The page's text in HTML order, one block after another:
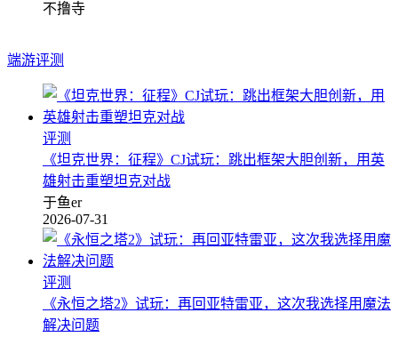
不撸寺
端游评测
评测
《坦克世界：征程》CJ试玩：跳出框架大胆创新，用英
雄射击重塑坦克对战
于鱼er
2026-07-31
评测
《永恒之塔2》试玩：再回亚特雷亚，这次我选择用魔法
解决问题